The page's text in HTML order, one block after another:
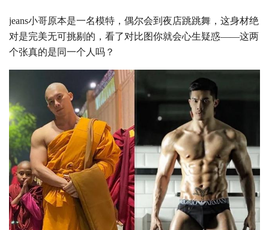
jeans小哥原本是一名模特，偶尔会到夜店跳跳舞，这身材绝
对是完美无可挑剔的，看了对比图你就会心生疑惑——这两
个张真的是同一个人吗？